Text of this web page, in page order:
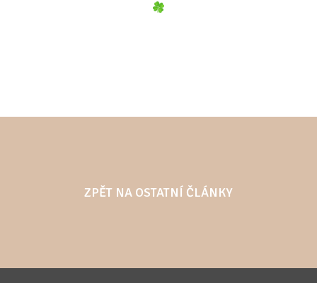
ZPĚT NA OSTATNÍ ČLÁNKY